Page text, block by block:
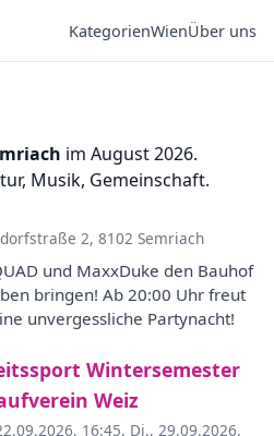
KategorienWienÜber uns
im August 2026.
Musik, Gemeinschaft.
2, 8102 Semriach
und MaxxDuke den Bauhof
bringen! Ab 20:00 Uhr freut
unvergessliche Partynacht!
Wintersemester
Weiz
16:45, Di., 29.09.2026,